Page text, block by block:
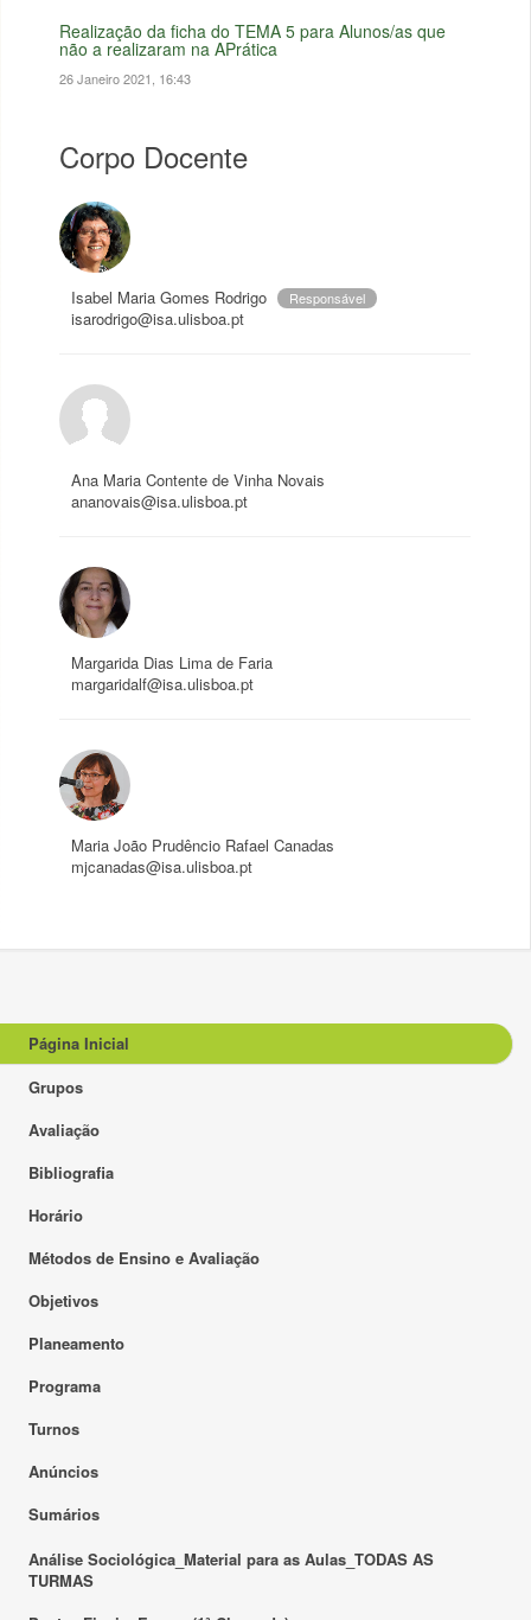
Realização da ficha do TEMA 5 para Alunos/as que
não a realizaram na APrática
26 Janeiro 2021, 16:43
Corpo Docente
Isabel Maria Gomes Rodrigo Responsável
isarodrigo@isa.ulisboa.pt
Ana Maria Contente de Vinha Novais
ananovais@isa.ulisboa.pt
Margarida Dias Lima de Faria
margaridalf@isa.ulisboa.pt
Maria João Prudêncio Rafael Canadas
mjcanadas@isa.ulisboa.pt
Página Inicial
Grupos
Avaliação
Bibliografia
Horário
Métodos de Ensino e Avaliação
Objetivos
Planeamento
Programa
Turnos
Anúncios
Sumários
Análise Sociológica_Material para as Aulas_TODAS AS
TURMAS